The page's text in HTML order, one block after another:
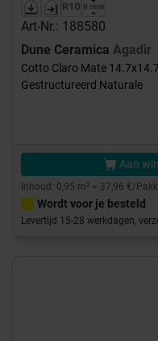
Art-Nr.: 188580
Dune Ceramica Agadir
Cotto Claro Mate
Gestructureerd Naturale
Aan
Inhoud: 0,95 m² = 37,96 €/
Wordt voor je besteld
Levertijd 15-28 werkdagen,